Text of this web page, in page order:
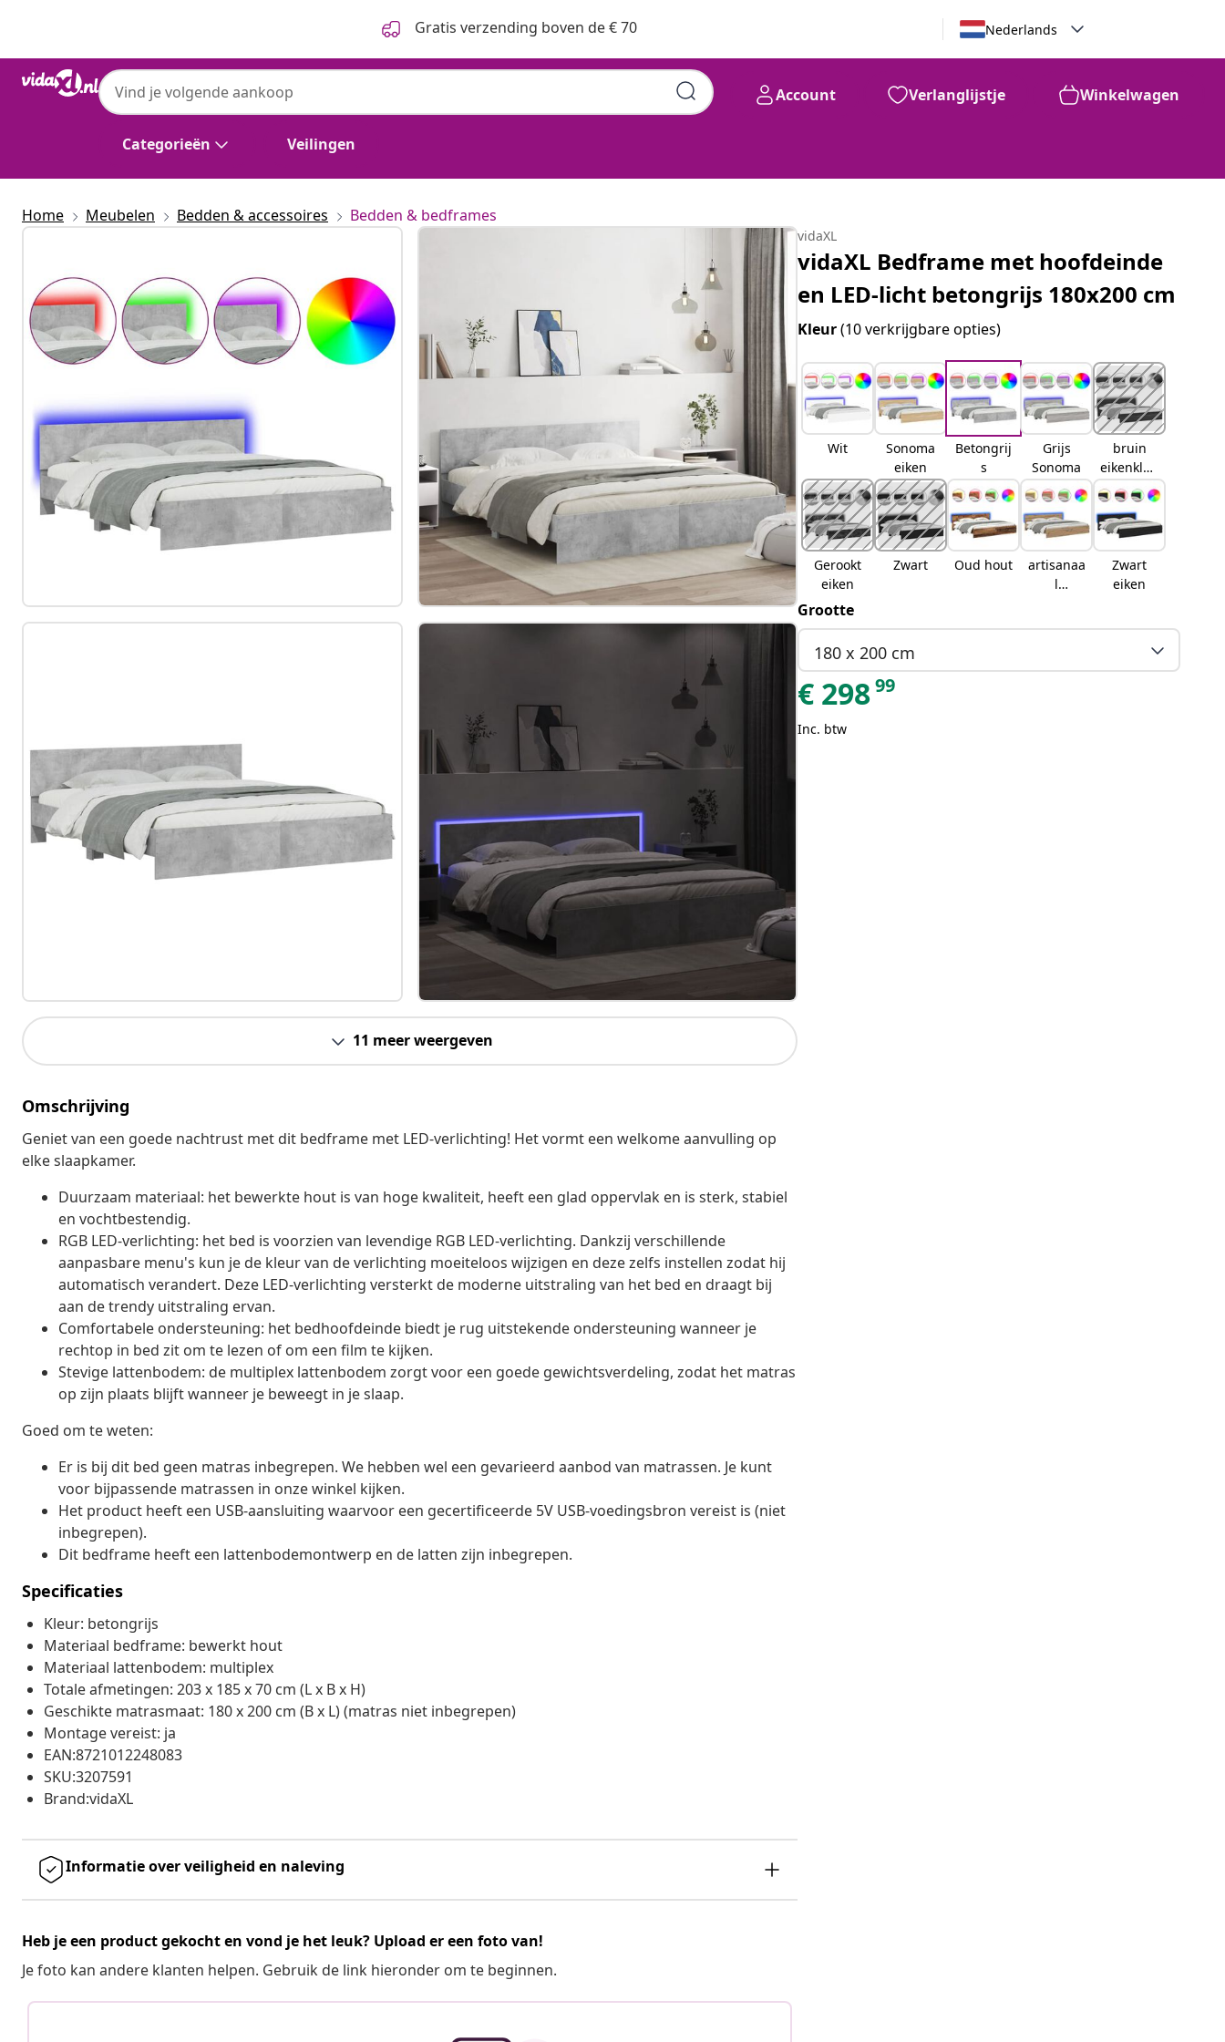
Gratis verzending boven de € 70 Nederlands
Categorieën Veilingen
Account Verlanglijstje Winkelwagen
Home Meubelen Bedden & accessoires Bedden & bedframes
11 meer weergeven
Omschrijving
Geniet van een goede nachtrust met dit bedframe met LED-verlichting! Het vormt een welkome aanvulling op
elke slaapkamer.
Duurzaam materiaal: het bewerkte hout is van hoge kwaliteit, heeft een glad oppervlak en is sterk, stabiel
en vochtbestendig.
RGB LED-verlichting: het bed is voorzien van levendige RGB LED-verlichting. Dankzij verschillende
aanpasbare menu's kun je de kleur van de verlichting moeiteloos wijzigen en deze zelfs instellen zodat hij
automatisch verandert. Deze LED-verlichting versterkt de moderne uitstraling van het bed en draagt bij
aan de trendy uitstraling ervan.
Comfortabele ondersteuning: het bedhoofdeinde biedt je rug uitstekende ondersteuning wanneer je
rechtop in bed zit om te lezen of om een film te kijken.
Stevige lattenbodem: de multiplex lattenbodem zorgt voor een goede gewichtsverdeling, zodat het matras
op zijn plaats blijft wanneer je beweegt in je slaap.
Goed om te weten:
Er is bij dit bed geen matras inbegrepen. We hebben wel een gevarieerd aanbod van matrassen. Je kunt
voor bijpassende matrassen in onze winkel kijken.
Het product heeft een USB-aansluiting waarvoor een gecertificeerde 5V USB-voedingsbron vereist is (niet
inbegrepen).
Dit bedframe heeft een lattenbodemontwerp en de latten zijn inbegrepen.
Specificaties
Kleur: betongrijs
Materiaal bedframe: bewerkt hout
Materiaal lattenbodem: multiplex
Totale afmetingen: 203 x 185 x 70 cm (L x B x H)
Geschikte matrasmaat: 180 x 200 cm (B x L) (matras niet inbegrepen)
Montage vereist: ja
EAN:8721012248083
SKU:3207591
Brand:vidaXL
Informatie over veiligheid en naleving
Heb je een product gekocht en vond je het leuk? Upload er een foto van!
Je foto kan andere klanten helpen. Gebruik de link hieronder om te beginnen.
vidaXL
vidaXL Bedframe met hoofdeinde
en LED-licht betongrijs 180x200 cm
Kleur(10 verkrijgbare opties)
Wit
Sonoma
eiken
Betongrij
s
Grijs
Sonoma
bruin
eikenkleu
r
Gerookt
eiken
Zwart Oud hout
artisanaa
l
Zwart
eiken
Grootte
180 x 200 cm
€ 29899
Inc. btw